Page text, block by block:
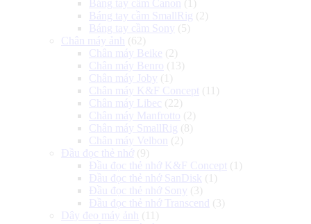
Báng tay cầm Canon
(1)
Báng tay cầm SmallRig (2)
Báng tay cầm Sony (5)
Chân máy ảnh
(62)
Chân máy Beike (2)
Chân máy Benro (13)
Chân máy Joby (1)
Chân máy K&F Concept (11)
Chân máy Libec (22)
Chân máy Manfrotto (2)
Chân máy SmallRig (8)
Chân máy Velbon
(2)
Đầu đọc thẻ nhớ (9)
Đầu đọc thẻ nhớ K&F Concept (1)
Đầu đọc thẻ nhớ SanDisk (1)
Đầu đọc thẻ nhớ Sony (3)
Đầu đọc thẻ nhớ Transcend
(3)
Dây đeo máy ảnh
(11)